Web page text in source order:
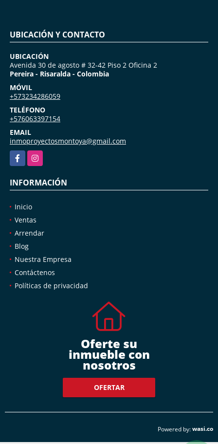
UBICACIÓN Y CONTACTO
UBICACIÓN
Avenida 30 de agosto # 32-42 Piso 2 Oficina 2
Pereira - Risaralda - Colombia
MÓVIL
+573234286059
TELÉFONO
+576063397154
EMAIL
inmoproyectosmontoya@gmail.com
FacebookInstagram
INFORMACIÓN
Inicio
Ventas
Arrendar
Blog
Nuestra Empresa
Contáctenos
Políticas de privacidad
Oferte su
inmueble con
nosotros
OFERTAR
Powered by:wasi.co